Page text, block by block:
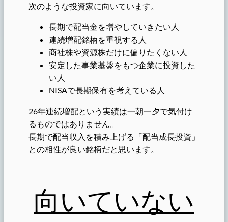
次のような投資家に向いています。
長期で配当金を増やしていきたい人
連続増配銘柄を重視する人
商社株や資源株だけに偏りたくない人
安定した事業基盤をもつ企業に投資した
い人
NISAで長期保有を考えている人
26年連続増配という実績は一朝一夕で気付け
るものではありません。
長期で配当収入を積み上げる「配当成長投資」
との相性が良い銘柄だと思います。
向いていない